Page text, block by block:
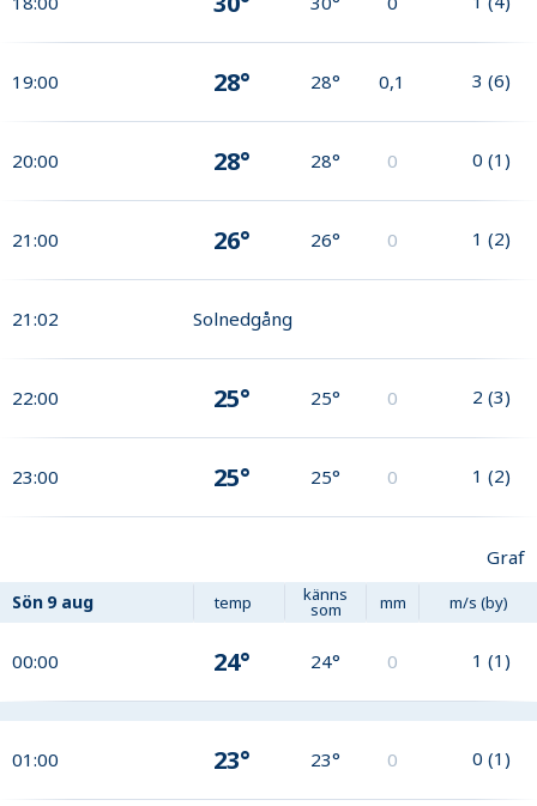
19:00 28° 28° 0,1 3 (6)
20:00 28° 28° 0 0 (1)
21:00 26° 26° 0 1 (2)
21:02 Solnedgång
22:00 25° 25° 0 2 (3)
23:00 25° 25° 0 1 (2)
Graf
Sön 9 aug temp känns
som mm m/s (by)
00:00 24° 24° 0 1 (1)
01:00 23° 23° 0 0 (1)